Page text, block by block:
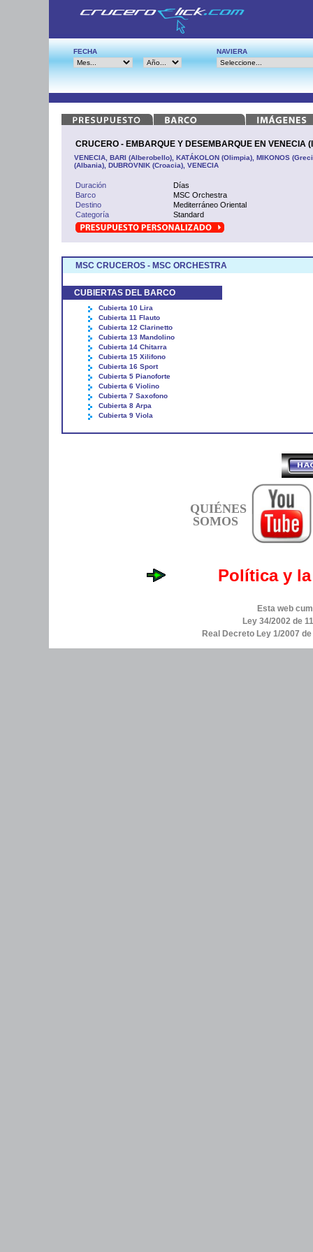
FECHA NAVIERA
CRUCERO - EMBARQUE Y DESEMBARQUE EN VENECIA
VENECIA, BARI (Alberobello), KATÁKOLON (Olimpia), MIKONOS
(Albania), DUBROVNIK (Croacia), VENECIA
Duración
Días
Barco
MSC Orchestra
Destino
Mediterráneo Oriental
Categoría
Standard
MSC CRUCEROS - MSC ORCHESTRA
CUBIERTAS DEL BARCO
Cubierta 10 Lira
Cubierta 11 Flauto
Cubierta 12 Clarinetto
Cubierta 13 Mandolino
Cubierta 14 Chitarra
Cubierta 15 Xilifono
Cubierta 16 Sport
Cubierta 5 Pianoforte
Cubierta 6 Violino
Cubierta 7 Saxofono
Cubierta 8 Arpa
Cubierta 9 Viola
QUIÉNES
SOMOS
Política y
Esta web
Ley 34/2002 de
Real Decreto Ley 1/2007